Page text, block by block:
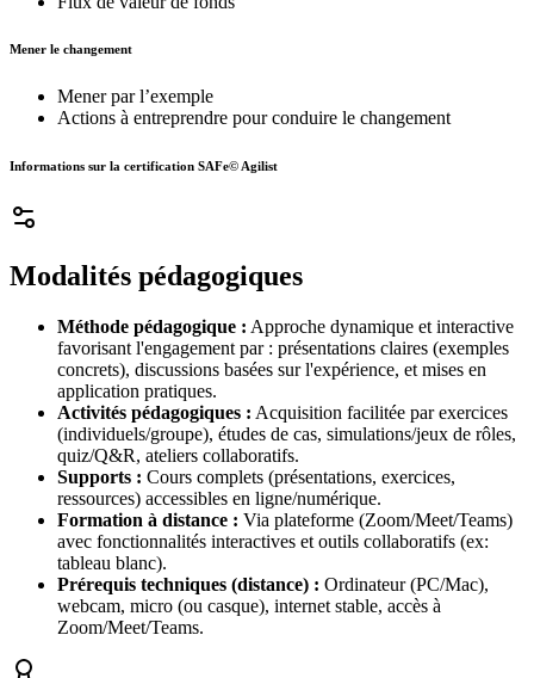
Mener le changement
Mener par l’exemple
Actions à entreprendre pour conduire le changement
Informations sur la certification SAFe© Agilist
Modalités pédagogiques
Méthode pédagogique : Approche dynamique et interactive
favorisant l'engagement par : présentations claires (exemples
concrets), discussions basées sur l'expérience, et mises en
application pratiques.
Activités pédagogiques : Acquisition facilitée par exercices
(individuels/groupe), études de cas, simulations/jeux de rôles,
quiz/Q&R, ateliers collaboratifs.
Supports : Cours complets (présentations, exercices,
ressources) accessibles en ligne/numérique.
Formation à distance : Via plateforme (Zoom/Meet/Teams)
avec fonctionnalités interactives et outils collaboratifs (ex:
tableau blanc).
Prérequis techniques (distance) : Ordinateur (PC/Mac),
webcam, micro (ou casque), internet stable, accès à
Zoom/Meet/Teams.